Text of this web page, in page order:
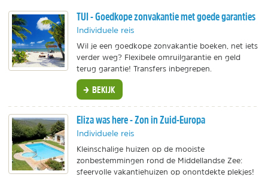
TUI - Goedkope zonvakantie met goede garanties
Individuele reis
Wil je een goedkope zonvakantie boeken, net iets
verder weg? Flexibele omruilgarantie en geld
terug garantie! Transfers inbegrepen.
BEKIJK
Eliza was here - Zon in Zuid-Europa
Individuele reis
Kleinschalige huizen op de mooiste
zonbestemmingen rond de Middellandse Zee:
sfeervolle vakantiehuizen op onontdekte plekjes!